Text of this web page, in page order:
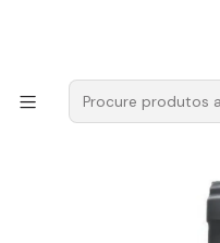
para
Produtores Douro
Quinta do Crasto Colheita